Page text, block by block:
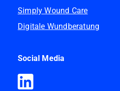
Simply Wound Care
Digitale Wundberatung
Social Media